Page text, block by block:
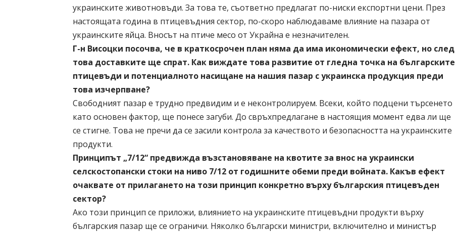
украинските животновъди. За това те, съответно предлагат по-ниски експортни цени. През
настоящата година в птицевъдния сектор, по-скоро наблюдаваме влияние на пазара от
украинските яйца. Вносът на птиче месо от Украйна е незначителен.
Г-н Висоцки посочва, че в краткосрочен план няма да има икономически ефект, но след
това доставките ще спрат. Как виждате това развитие от гледна точка на българските
птицевъди и потенциалното насищане на нашия пазар с украинска продукция преди
това изчерпване?
Свободният пазар е трудно предвидим и е неконтролируем. Всеки, който подцени търсенето
като основен фактор, ще понесе загуби. До свръхпредлагане в настоящия момент едва ли ще
се стигне. Това не пречи да се засили контрола за качеството и безопасността на украинските
продукти.
Принципът „7/12“ предвижда възстановяване на квотите за внос на украински
селскостопански стоки на ниво 7/12 от годишните обеми преди войната. Какъв ефект
очаквате от прилагането на този принцип конкретно върху българския птицевъден
сектор?
Ако този принцип се приложи, влиянието на украинските птицевъдни продукти върху
българския пазар ще се ограничи. Няколко български министри, включително и министър